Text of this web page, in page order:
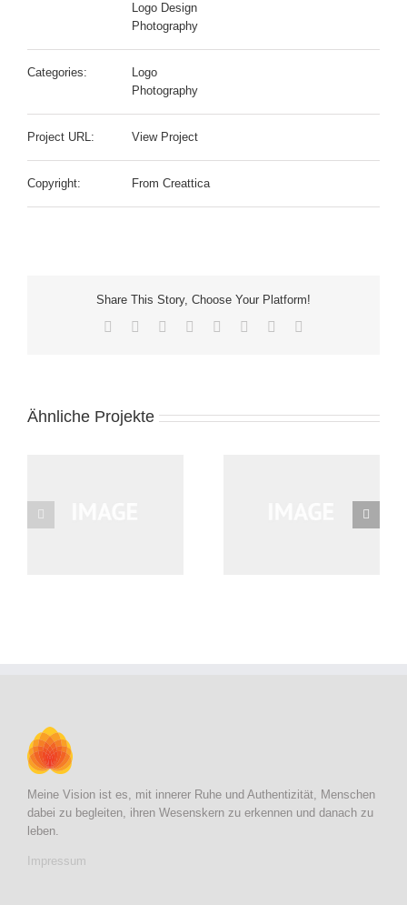
Logo Design
Photography
Categories:
Logo
Photography
Project URL: View Project
Copyright: From Creattica
Share This Story, Choose Your Platform!
Facebook
TwitterReddit LinkedIn
TumblrPinterest
Ähnliche Projekte
Meine Vision ist es, mit innerer Ruhe und Authentizität, Menschen
dabei zu begleiten, ihren Wesenskern zu erkennen und danach zu
leben.
Impressum